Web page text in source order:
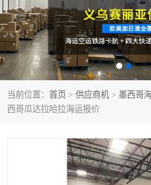
当前位置： 首页 > 供应商机 > 墨西哥
西哥瓜达拉哈拉海运报价
美森快船
加拿大海运/空运-双清到
门
墨西哥海运/空运-双清到
门